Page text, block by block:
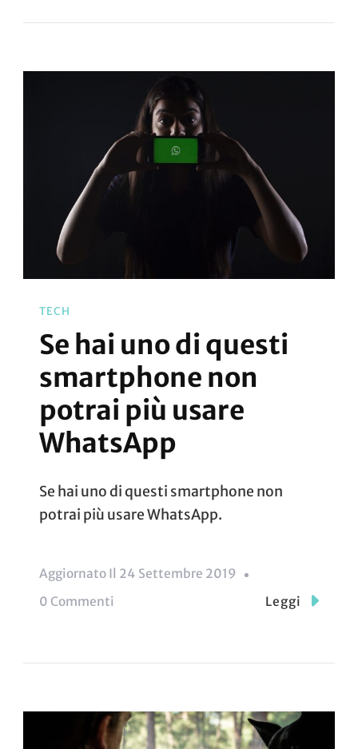
TECH
Se hai uno di questi
smartphone non
potrai più usare
WhatsApp
Se hai uno di questi smartphone non
potrai più usare WhatsApp.
Aggiornato Il 24 Settembre 2019
0 Commenti
Questi
Leggi